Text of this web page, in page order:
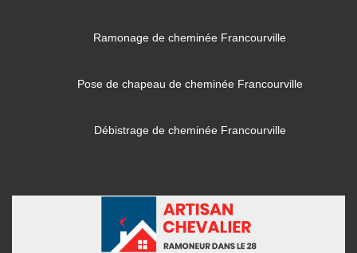
Ramonage de cheminée Francourville
Pose de chapeau de cheminée Francourville
Débistrage de cheminée Francourville